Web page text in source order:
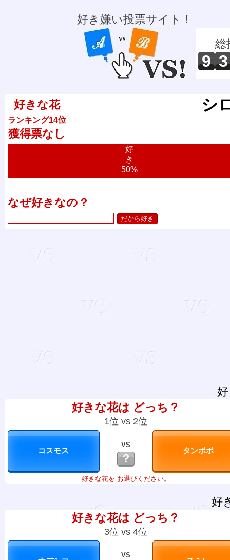
好き嫌い投票サイト！
総
9 3
好きな花
ランキング14位
獲得票なし
シ
好
き
50%
なぜ好きなの？
好きな花は どっち？
1位 vs 2位
VS
？
好きな花を お選びください。
好
好きな花は どっち？
3位 vs 4位
VS